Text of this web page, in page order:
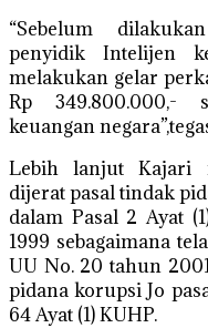
“Sebelum
penyidik Intelijen
melakukan gelar
Rp 349.800.000,-
keuangan
Lebih lanjut Kajari
dijerat pasal tindak
dalam Pasal 2 Ayat
1999 sebagaimana
UU No. 20 tahun
pidana korupsi Jo
64 Ayat (1) KUHP.